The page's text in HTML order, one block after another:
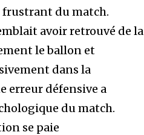
frustrant du match.
avoir retrouvé de la
le ballon et
dans la
erreur défensive a
du match.
se paie